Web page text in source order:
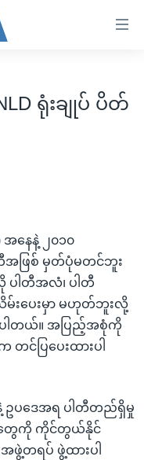
ရုံးချုပ် ပိတ်
အနေနဲ့ ၂၀၁၀
အဖြစ် မှတ်ပုံမတင်ဘူး
ါတီအလံ၊ ပါတီ
းပေးမှာ မဟုတ်ဘူးလို့
ပါတယ်။ အပြည့်အစုံကို
င်ပြပေးထားပါ
ဥပဒေအရ ပါတီတည်ရှိမှု
တွေကို ကိုင်တွယ်နိုင်
ဖွဲ့တရပ် ဖွဲ့ထားပါ